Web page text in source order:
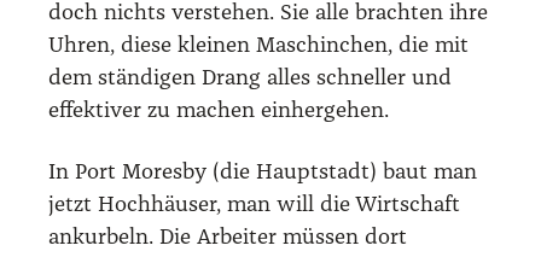
doch nichts ver­ste­hen. Sie alle brach­ten ihre
Uhren, die­se klei­nen Maschin­chen, die mit
dem stän­di­gen Drang alles schnel­ler und
effek­ti­ver zu machen ein­her­ge­hen.
In Port Mores­by (die Haupt­stadt) baut man
jetzt Hoch­häu­ser, man will die Wirt­schaft
ankur­beln. Die Arbei­ter müs­sen dort